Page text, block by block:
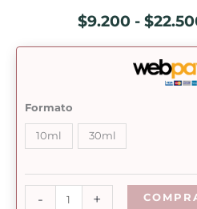
$9.200 - $
Formato
10ml 30ml
-
Palmarosa
Bio
cantidad
+